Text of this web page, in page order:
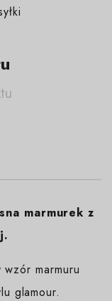
marmurek z
marmuru
glamour.